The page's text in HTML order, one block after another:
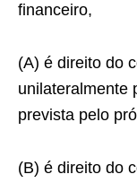
financeiro,
(A) é direito do
unilateralmente
prevista pelo
(B) é direito do